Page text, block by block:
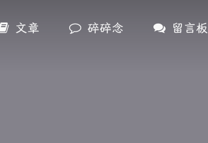
文章 碎碎念 留言板